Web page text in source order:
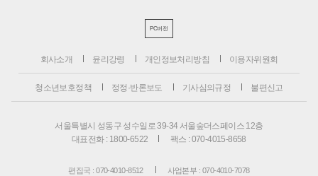
PC버전
회사소개 윤리강령 개인정보처리방침 이용자위원회
청소년보호정책 정정·반론보도 기사심의규정 불편신고
서울특별시 성동구 성수일로 39-34 서울숲더스페이스 12층
대표전화 : 1800-6522
팩스 : 070-4015-8658
편집국 : 070-4010-8512 사업본부 : 070-4010-7078